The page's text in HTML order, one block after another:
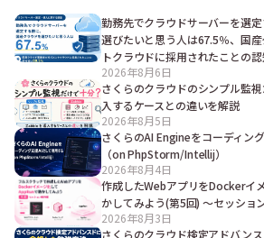
勤務先でクラウドサーバーを選
選びたいと思う人は67.5％、国
トクラウドに採用されたことの
2026年8月6日
さくらのクラウドのシンプル監
入するケースとの違いを解説
2026年8月5日
さくらのAI Engineをコーディン
（on PhpStorm/Intellij）
2026年8月4日
作成したWebアプリをDockerイ
かしてみよう(第5回) ～セッショ
2026年8月3日
さくらのクラウド検定アドバン